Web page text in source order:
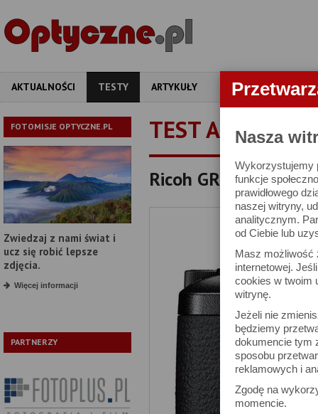
Nasza
Wykorzystujemy
funkcje
prawidłowego
naszej witryny,
analitycznym.
od Ciebie lub
Masz możliwość
internetowej.
cookies w twoim
witrynę.
Jeżeli nie
będziemy
dokumencie tym
sposobu
reklamowych i
Zgodę na
momencie.
AKTUALNOŚCI TESTY ARTYKUŁY APARATY
FOTOMISJE OPTYCZNE.PL
Zwiedzaj z nami świat i
ucz się robić lepsze
zdjęcia.
Więcej informacji
PARTNERZY
TEST APARATU
Ricoh GR IV - test